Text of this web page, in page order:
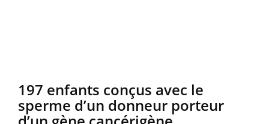
197 enfants conçus avec le
sperme d’un donneur porteur